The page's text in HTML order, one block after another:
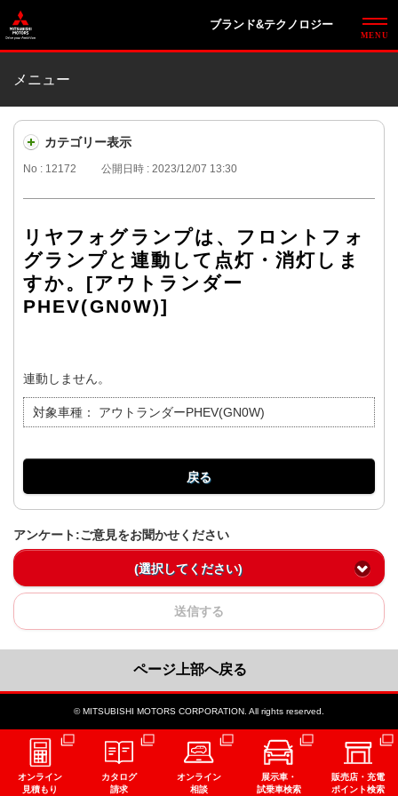
ブランド&テクノロジー
メニュー
カテゴリー表示
No : 12172 公開日時 : 2023/12/07 13:30
リヤフォグランプは、フロントフォ
グランプと連動して点灯・消灯しま
すか。[アウトランダー
PHEV(GN0W)]
連動しません。
対象車種： アウトランダーPHEV(GN0W)
戻る
アンケート:ご意見をお聞かせください
(選択してください)
送信する
ページ上部へ戻る
© MITSUBISHI MOTORS CORPORATION. All rights reserved.
オンライン
見積もり
カタログ
請求
オンライン
相談
展示車・
試乗車検索
販売店・充電
ポイント検索